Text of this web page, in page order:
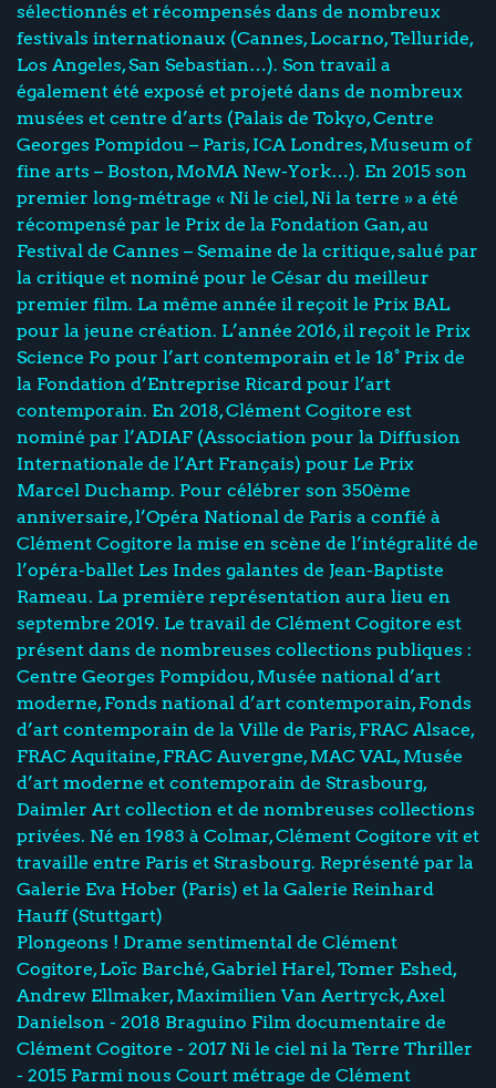
sélectionnés et récompensés dans de nombreux
festivals internationaux (Cannes, Locarno, Telluride,
Los Angeles, San Sebastian…). Son travail a
également été exposé et projeté dans de nombreux
musées et centre d’arts (Palais de Tokyo, Centre
Georges Pompidou – Paris, ICA Londres, Museum of
fine arts – Boston, MoMA New-York…). En 2015 son
premier long-métrage « Ni le ciel, Ni la terre » a été
récompensé par le Prix de la Fondation Gan, au
Festival de Cannes – Semaine de la critique, salué par
la critique et nominé pour le César du meilleur
premier film. La même année il reçoit le Prix BAL
pour la jeune création. L’année 2016, il reçoit le Prix
Science Po pour l’art contemporain et le 18° Prix de
la Fondation d’Entreprise Ricard pour l’art
contemporain. En 2018, Clément Cogitore est
nominé par l’ADIAF (Association pour la Diffusion
Internationale de l’Art Français) pour Le Prix
Marcel Duchamp. Pour célébrer son 350ème
anniversaire, l’Opéra National de Paris a confié à
Clément Cogitore la mise en scène de l’intégralité de
l’opéra-ballet Les Indes galantes de Jean-Baptiste
Rameau. La première représentation aura lieu en
septembre 2019. Le travail de Clément Cogitore est
présent dans de nombreuses collections publiques :
Centre Georges Pompidou, Musée national d’art
moderne, Fonds national d’art contemporain, Fonds
d’art contemporain de la Ville de Paris, FRAC Alsace,
FRAC Aquitaine, FRAC Auvergne, MAC VAL, Musée
d’art moderne et contemporain de Strasbourg,
Daimler Art collection et de nombreuses collections
privées. Né en 1983 à Colmar, Clément Cogitore vit et
travaille entre Paris et Strasbourg. Représenté par la
Galerie Eva Hober (Paris) et la Galerie Reinhard
Hauff (Stuttgart)
Plongeons ! Drame sentimental de Clément
Cogitore, Loïc Barché, Gabriel Harel, Tomer Eshed,
Andrew Ellmaker, Maximilien Van Aertryck, Axel
Danielson - 2018 Braguino Film documentaire de
Clément Cogitore - 2017 Ni le ciel ni la Terre Thriller
- 2015 Parmi nous Court métrage de Clément